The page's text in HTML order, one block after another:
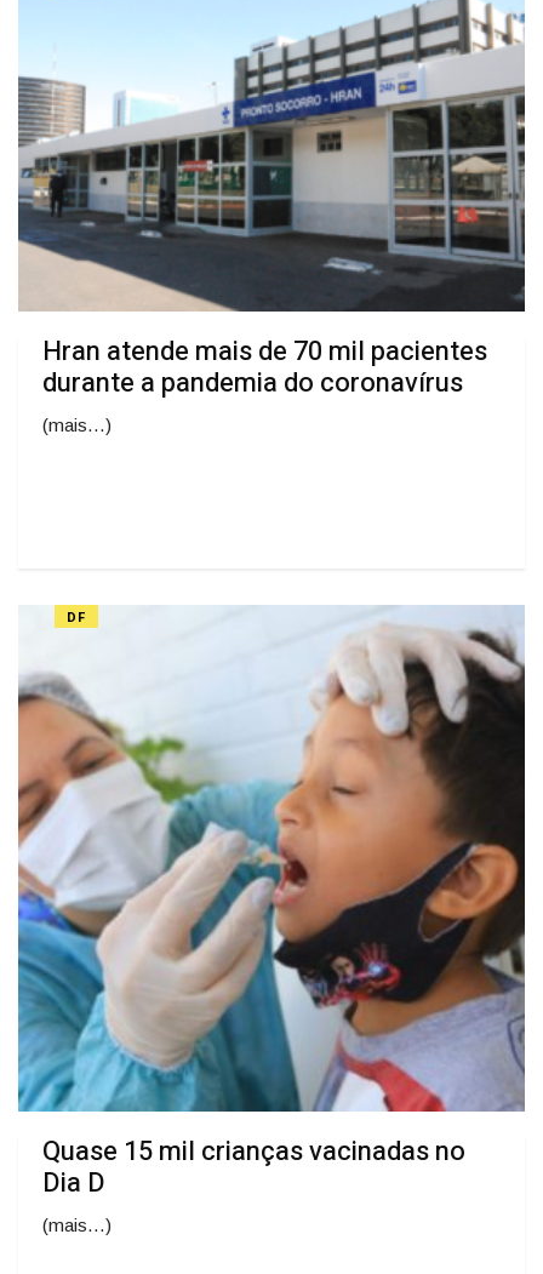
Hran atende mais de 70 mil pacientes
durante a pandemia do coronavírus
(mais…)
DF
Quase 15 mil crianças vacinadas no
Dia D
(mais…)